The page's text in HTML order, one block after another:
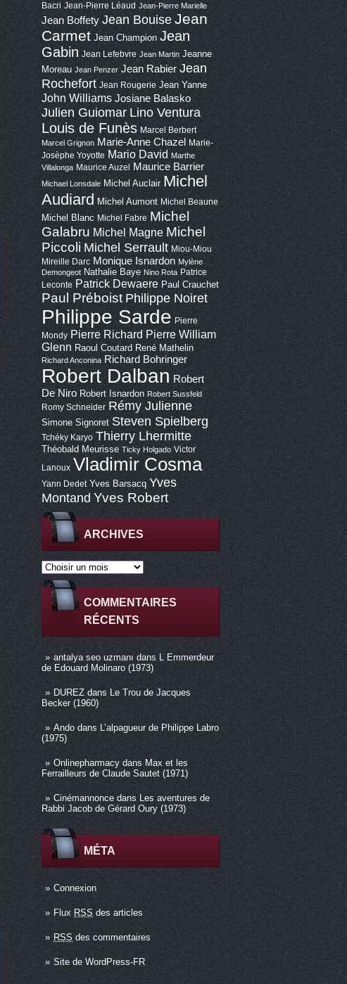
Bacri Jean-Pierre Léaud Jean-Pierre Marielle
Jean Boffety Jean BouiseJean
Carmet Jean Champion Jean
Gabin Jean Lefebvre Jean Martin Jeanne
Moreau Jean Penzer Jean Rabier Jean
Rochefort Jean Rougerie Jean Yanne
John Williams Josiane Balasko
Julien Guiomar Lino Ventura
Louis de Funès Marcel Berbert
Marcel Grignon Marie-Anne Chazel
Marie-
Josèphe Yoyotte Mario David Marthe
Villalonga Maurice Auzel Maurice Barrier
Michael Lonsdale Michel Auclair Michel
Audiard Michel Aumont Michel Beaune
Michel Blanc Michel Fabre Michel
Galabru Michel Magne Michel
Piccoli Michel Serrault Miou-Miou
Mireille Darc Monique Isnardon Mylène
Demongeot Nathalie Baye Nino Rota Patrice
Leconte Patrick Dewaere Paul Crauchet
Paul Préboist Philippe Noiret
Philippe Sarde Pierre
Mondy Pierre Richard Pierre William
Glenn Raoul Coutard René Mathelin
Richard Anconina Richard Bohringer
Robert Dalban Robert
De Niro Robert Isnardon Robert Sussfeld
Romy Schneider Rémy Julienne
Simone Signoret Steven Spielberg
Tchéky Karyo Thierry Lhermitte
Théobald Meurisse Ticky Holgado Victor
Lanoux Vladimir Cosma
Yann Dedet Yves Barsacq Yves
Montand Yves Robert
ARCHIVES
COMMENTAIRES
RÉCENTS
antalya seo uzmanıdans L Emmerdeur
de Edouard Molinaro (1973)
DUREZdans Le Trou de Jacques
Becker (1960)
Andodans L’alpagueur de Philippe Labro
(1975)
Onlinepharmacy dansMax et les
Ferrailleurs de Claude Sautet (1971)
Cinémannonce dansLes aventures de
Rabbi Jacob de Gérard Oury (1973)
MÉTA
Connexion
Flux RSS des articles
RSSdes commentaires
Site de WordPress-FR